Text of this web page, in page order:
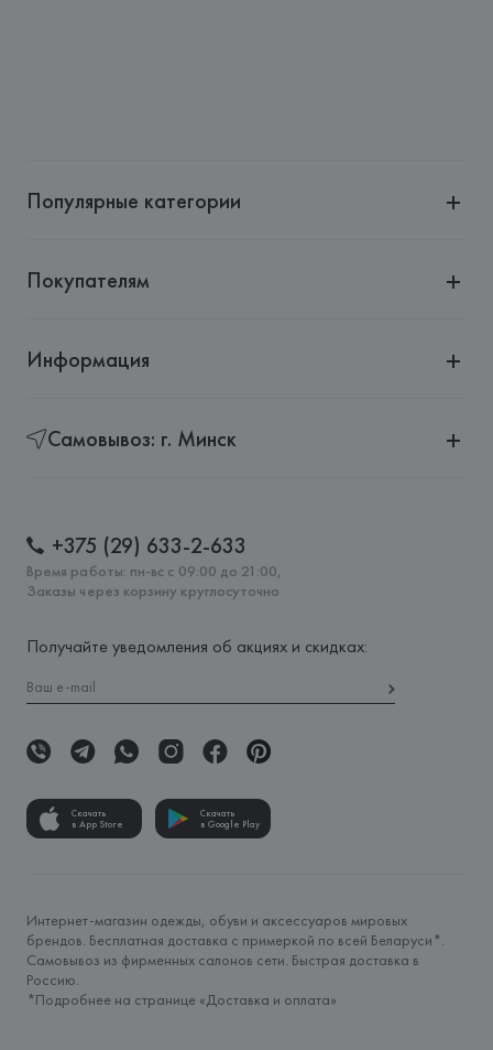
Популярные категории
Покупателям
Информация
Самовывоз: г. Минск
+375 (29) 633-2-633
Время работы: пн-вс с 09:00 до 21:00,
Заказы через корзину круглосуточно
Получайте уведомления об акциях и скидках:
Скачать
в App Store
Скачать
в Google Play
Интернет-магазин одежды, обуви и аксессуаров мировых
брендов. Бесплатная доставка с примеркой по всей Беларуси*.
Самовывоз из фирменных салонов сети. Быстрая доставка в
Россию.
*Подробнее на странице «Доставка и оплата»